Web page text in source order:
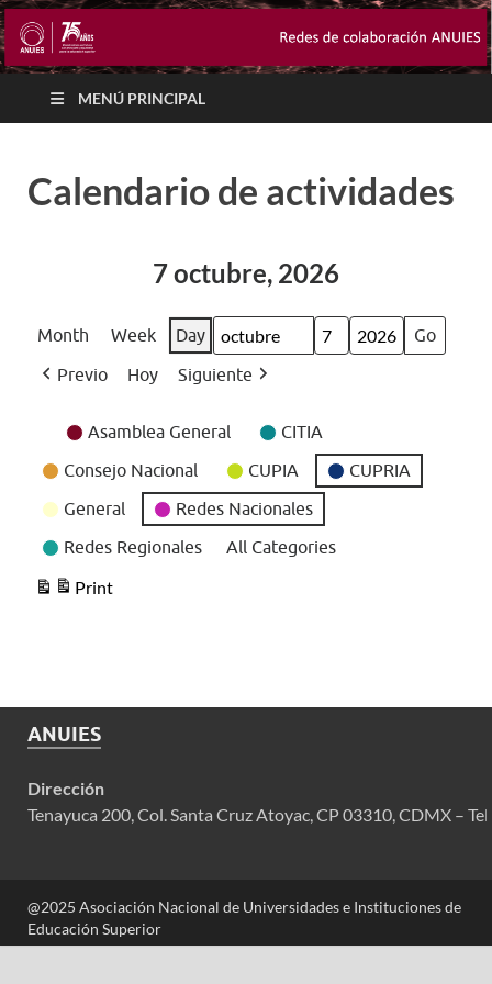
MENÚ PRINCIPAL
Calendario de actividades
7 octubre, 2026
Month Week Day
Month
Day
Year
Previo Hoy Siguiente
Event
Asamblea General
CITIA
Consejo Nacional
CUPIA
CUPRIA
General
Redes Nacionales
Redes Regionales
All Categories
Print
View
ANUIES
Dirección
Tenayuca 200, Col. Santa Cruz Atoyac, CP 03310, CDMX –
@2025 Asociación Nacional de Universidades e Instituciones de
Educación Superior